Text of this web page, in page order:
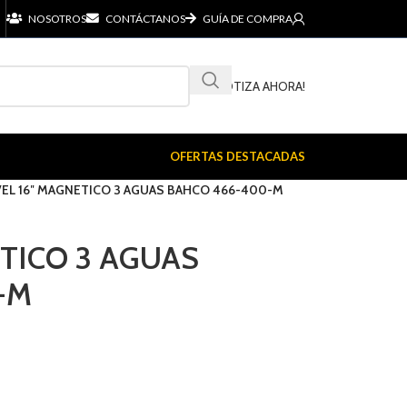
NOSOTROS CONTÁCTANOS GUÍA DE COMPRA
¡COTIZA AHORA!
OFERTAS DESTACADAS
16″ MAGNETICO 3 AGUAS BAHCO 466-400-M
3 AGUAS